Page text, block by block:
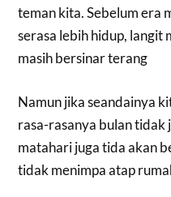
teman kita. Sebelum era
serasa lebih hidup, langit
masih bersinar terang
Namun jika seandainya
rasa-rasanya bulan tidak
matahari juga tida akan
tidak menimpa atap